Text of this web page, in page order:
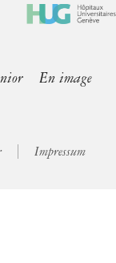
En image
Impressum